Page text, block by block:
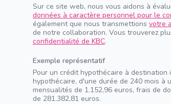
Sur ce site web, nous vous aidons à
données à caractère personnel pour le
également que nous transmettions votre
de notre collaboration. Vous trouverez
confidentialité de KBC.
Exemple représentatif
Pour un crédit hypothécaire à
hypothécaire, d'une durée de 240 mois
mensualités de 1.152,96 euros, frais de
de 281.382,81 euros.